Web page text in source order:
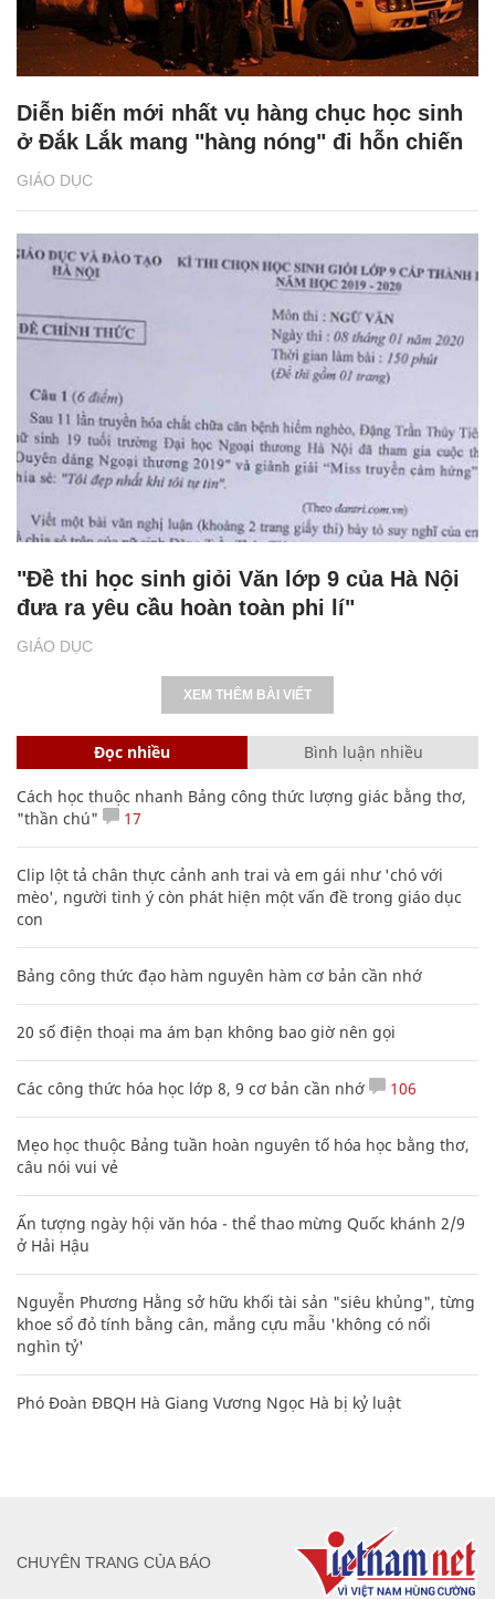
GIÁO DỤC
Diễn biến mới nhất vụ hàng chục học sinh
ở Đắk Lắk mang "hàng nóng" đi hỗn chiến
GIÁO DỤC
"Đề thi học sinh giỏi Văn lớp 9 của Hà Nội
đưa ra yêu cầu hoàn toàn phi lí"
XEM THÊM BÀI VIẾT
Đọc nhiều Bình luận nhiều
Cách học thuộc nhanh Bảng công thức lượng giác bằng thơ,
"thần chú"
17
Clip lột tả chân thực cảnh anh trai và em gái như 'chó với
mèo', người tinh ý còn phát hiện một vấn đề trong giáo dục
con
Bảng công thức đạo hàm nguyên hàm cơ bản cần nhớ
20 số điện thoại ma ám bạn không bao giờ nên gọi
Các công thức hóa học lớp 8, 9 cơ bản cần nhớ 106
Mẹo học thuộc Bảng tuần hoàn nguyên tố hóa học bằng thơ,
câu nói vui vẻ
Ấn tượng ngày hội văn hóa - thể thao mừng Quốc khánh 2/9
ở Hải Hậu
Nguyễn Phương Hằng sở hữu khối tài sản "siêu khủng", từng
khoe sổ đỏ tính bằng cân, mắng cựu mẫu 'không có nổi
nghìn tỷ'
Phó Đoàn ĐBQH Hà Giang Vương Ngọc Hà bị kỷ luật
CHUYÊN TRANG CỦA BÁO